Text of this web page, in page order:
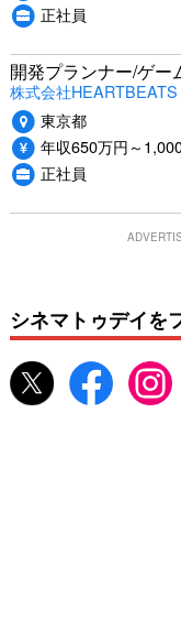
正社員
開発プランナー/ゲー
株式会社HEARTBEATS
東京都
年収650万円～
正社員
シネマトゥデイを